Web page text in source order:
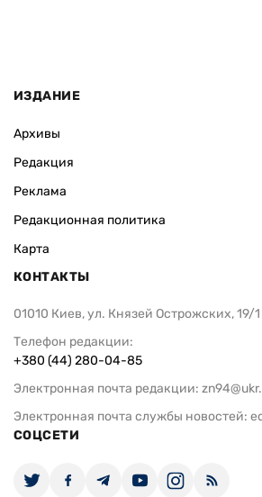
ИЗДАНИЕ
Архивы
Редакция
Реклама
Редакционная политика
Карта
КОНТАКТЫ
01010 Киев, ул. Князей Острожских, 19/1
Телефон редакции:
+380 (44) 280-04-85
Электронная почта редакции:
Электронная почта службы новостей:
СОЦСЕТИ